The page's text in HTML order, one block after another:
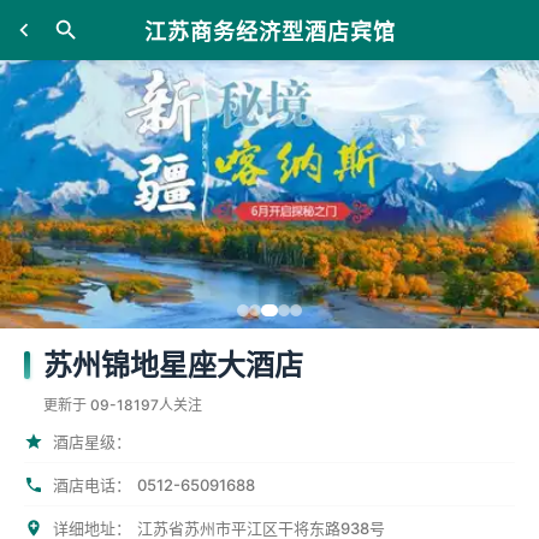
江苏商务经济型酒店宾馆
苏州锦地星座大酒店
更新于 09-18197人关注
酒店星级：
酒店电话： 0512-65091688
详细地址： 江苏省苏州市平江区干将东路938号